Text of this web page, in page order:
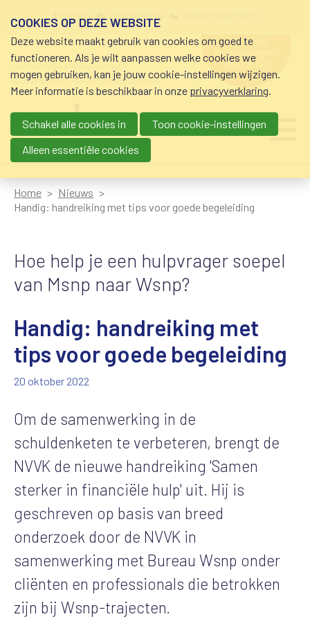
schuldhulp • sociaal krediet •
budgetbeheer • beschermingsbewind
hulp nodig
bij geldzorgen?
0800-8115.nl
Main navigation
Home
Nieuws
Handig: handreiking met tips voor goede begeleiding
Hoe help je een hulpvrager soepel
van Msnp naar Wsnp?
Handig: handreiking met
tips voor goede begeleiding
20 oktober 2022
Om de samenwerking in de
schuldenketen te verbeteren, brengt de
NVVK de nieuwe handreiking 'Samen
sterker in financiële hulp' uit. Hij is
geschreven op basis van breed
onderzoek door de NVVK in
samenwerking met Bureau Wsnp onder
cliënten en professionals die betrokken
zijn bij Wsnp-trajecten.
COOKIES OP DEZE WEBSITE
Deze website maakt gebruik van cookies om goed te
functioneren. Als je wilt aanpassen welke cookies we
mogen gebruiken, kan je jouw cookie-instellingen wijzigen.
Meer informatie is beschikbaar in onze privacyverklaring.
Schakel alle cookies in
Toon cookie-instellingen
Alleen essentiële cookies